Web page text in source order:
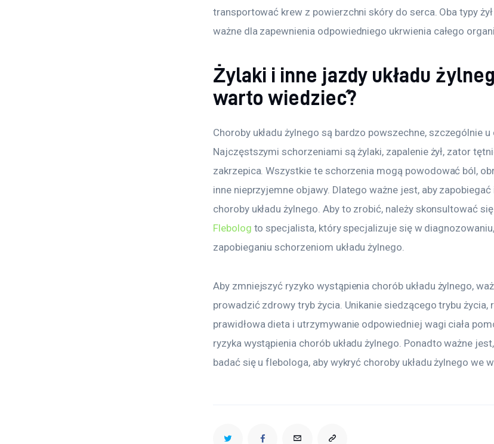
transportować krew z powierzchni skóry do serca. Oba typy
ważne dla zapewnienia odpowiedniego ukrwienia całego
Żylaki i inne jazdy układu
warto wiedzieć?
Choroby układu żylnego są bardzo powszechne, szczególnie u
Najczęstszymi schorzeniami są żylaki, zapalenie żył, zator
zakrzepica. Wszystkie te schorzenia mogą powodować ból,
inne nieprzyjemne objawy. Dlatego ważne jest, aby
choroby układu żylnego. Aby to zrobić, należy skonsultować
Flebolog to specjalista, który specjalizuje się w
zapobieganiu schorzeniom układu żylnego.
Aby zmniejszyć ryzyko wystąpienia chorób układu żylnego,
prowadzić zdrowy tryb życia. Unikanie siedzącego trybu życia,
prawidłowa dieta i utrzymywanie odpowiedniej wagi ciała
ryzyka wystąpienia chorób układu żylnego. Ponadto ważne
badać się u flebologa, aby wykryć choroby układu żylnego we